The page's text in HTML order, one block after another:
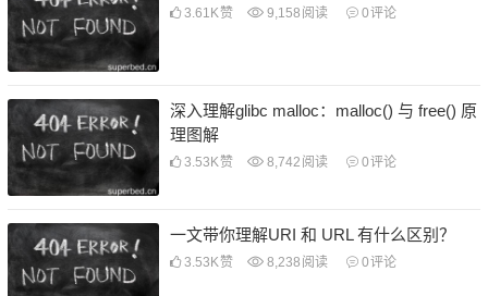
3.61K赞 9,158 阅读 0评论
深入理解glibc malloc：malloc() 与 free() 原
理图解
3.53K 赞 8,742 阅读 0评论
一文带你理解URI 和 URL 有什么区别？
3.53K赞 8,238 阅读 0评论